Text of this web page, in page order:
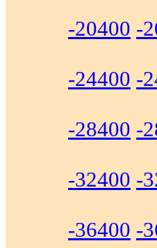
-20400 -
-24400 -
-28400 -
-32400 -
-36400 -